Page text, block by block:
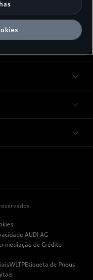
AUDI AG
de Crédito
WLTPEtiqueta de Pneus